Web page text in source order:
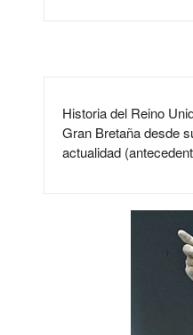
Historia del Reino
Gran Bretaña desde
actualidad